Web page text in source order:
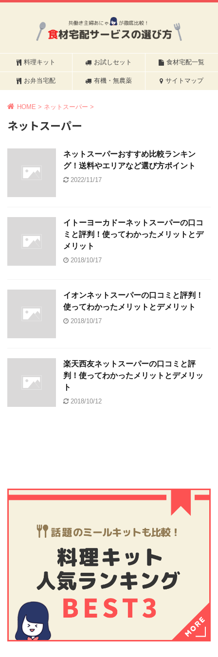
料理キット お試しセット 食材宅配一覧
お弁当宅配 有機・無農薬 サイトマップ
HOME > ネットスーパー >
ネットスーパー
ネットスーパーおすすめ比較ランキン
グ！送料やエリアなど選び方ポイント
2022/11/17
イトーヨーカドーネットスーパーの口コ
ミと評判！使ってわかったメリットとデ
メリット
2018/10/17
イオンネットスーパーの口コミと評判！
使ってわかったメリットとデメリット
2018/10/17
楽天西友ネットスーパーの口コミと評
判！使ってわかったメリットとデメリッ
ト
2018/10/12